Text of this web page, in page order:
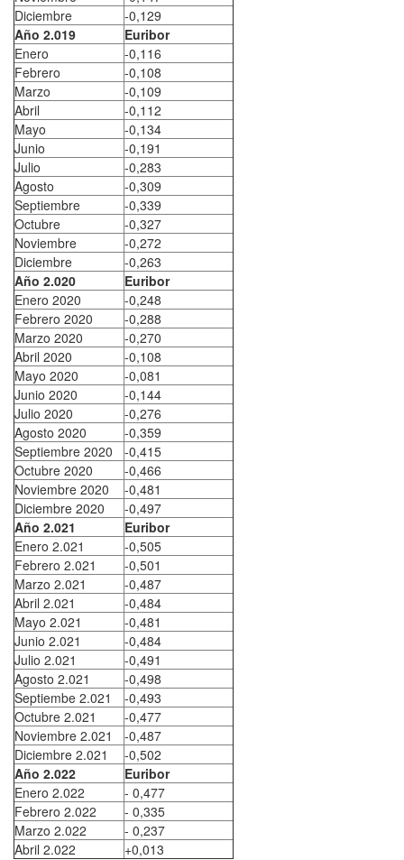
Diciembre
-0,129
Año 2.019
Euribor
Enero
-0,116
Febrero
-0,108
Marzo
-0,109
Abril
-0,112
Mayo
-0,134
Junio
-0,191
Julio
-0,283
Agosto
-0,309
Septiembre
-0,339
Octubre
-0,327
Noviembre
-0,272
Diciembre
-0,263
Año 2.020
Euribor
Enero 2020
-0,248
Febrero 2020
-0,288
Marzo 2020
-0,270
Abril 2020
-0,108
Mayo 2020
-0,081
Junio 2020
-0,144
Julio 2020
-0,276
Agosto 2020
-0,359
Septiembre 2020
-0,415
Octubre 2020
-0,466
Noviembre 2020
-0,481
Diciembre 2020
-0,497
Año 2.021
Euribor
Enero 2.021
-0,505
Febrero 2.021
-0,501
Marzo 2.021
-0,487
Abril 2.021
-0,484
Mayo 2.021
-0,481
Junio 2.021
-0,484
Julio 2.021
-0,491
Agosto 2.021
-0,498
Septiembe 2.021
-0,493
Octubre 2.021
-0,477
Noviembre 2.021
-0,487
Diciembre 2.021
-0,502
Año 2.022
Euribor
Enero 2.022
- 0,477
Febrero 2.022
- 0,335
Marzo 2.022
- 0,237
Abril 2.022
+0,013